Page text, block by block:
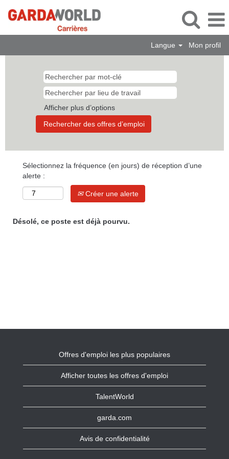
Langue Mon profil
Afficher plus d’options
Sélectionnez la fréquence (en jours) de réception d’une
alerte :
Créer une alerte
Désolé, ce poste est déjà pourvu.
Offres d'emploi les plus populaires
Afficher toutes les offres d'emploi
TalentWorld
garda.com
Avis de confidentialité